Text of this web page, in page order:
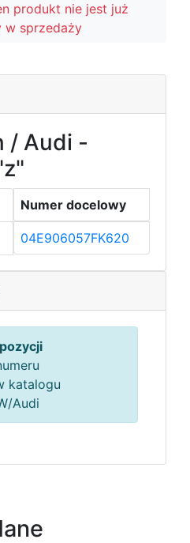
produkt nie jest już
w sprzedaży
/ Audi -
Numer docelowy
04E906057FK620
katalogu
Audi